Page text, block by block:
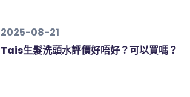
2025-08-21
Tais生髮洗頭水評價好唔好？可以買嗎？